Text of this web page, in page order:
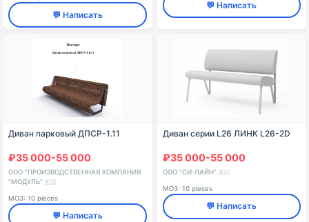
💬 Написать
💬 Написать
Диван парковый ДПСР-1.11
₽35 000-55 000
ООО "ПРОИЗВОДСТВЕННАЯ КОМПАНИЯ
"МОДУЛЬ"
🇷🇺
МОЗ: 10 pieces
💬 Написать
Диван серии L26 ЛИНК L26-2D
₽35 000-55 000
ООО "СИ-ЛАЙН" 🇷🇺
МОЗ: 10 pieces
💬 Написать